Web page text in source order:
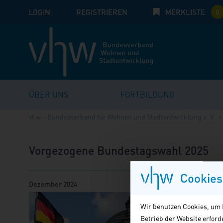
Cookies
Wir benutzen Cookies,
Betrieb der Website
LOGIN E-Mail Passwort:
REGISTRIEREN MERKLISTE 0
ÜBER UNS FORTBILDUNG
vhw – Bundesverband für Wohnen und Stadtentwicklung e. V.
Vorgezogene Bundestagswahl 2025
Dezember 2024
haben